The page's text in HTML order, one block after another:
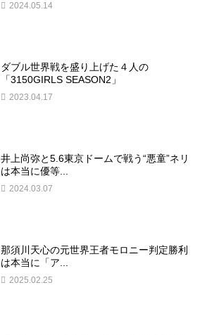
2024.05.14
ダブル世界戦を盛り上げた４人の
「3150GIRLS SEASON2」
2023.04.17
井上尚弥と5.6東京ドームで戦う“悪童”ネリ
は本当に優等...
2024.03.07
那須川天心の元世界王者モロニー判定勝利
は本当に「ア...
2025.02.25